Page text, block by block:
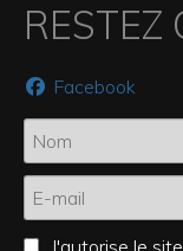
RESTEZ
Facebook